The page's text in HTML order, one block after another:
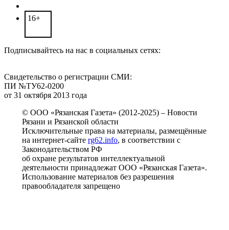
16+
Подписывайтесь на нас в социальных сетях:
Свидетельство о регистрации СМИ:
ПИ №ТУ62-0200
от 31 октября 2013 года
© ООО «Рязанская Газета» (2012-2025) – Новости
Рязани и Рязанской области
Исключительные права на материалы, размещённые
на интернет-сайте rg62.info, в соответствии с
Законодательством РФ
об охране результатов интеллектуальной
деятельности принадлежат ООО «Рязанская Газета».
Использование материалов без разрешения
правообладателя запрещено